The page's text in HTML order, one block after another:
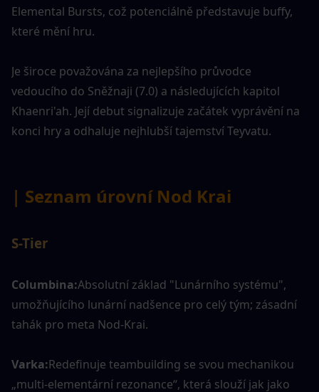
Elemental Bursts, což potenciálně představuje buffy,
které mění hru.
Je široce považována za nejlepšího průvodce
vedoucího do Sněžnaji (7.0) a následujících kapitol
Khaenri'ah. Její debut signalizuje začátek vyprávění na
konci hry a odhaluje nejhlubší tajemství Teyvatu.
| Seznam úrovní Nod Krai
S-Tier
Columbina:Absolutní základ "Lunárního systému",
umožňujícího lunární nadšence pro celý tým; zásadní
tahák pro meta Nod-Krai.
Varka:Redefinuje teambuilding se svou mechanikou
„multi-elementární rezonance“, která slouží jak jako